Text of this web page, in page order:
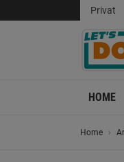
Privat
HOME
Home